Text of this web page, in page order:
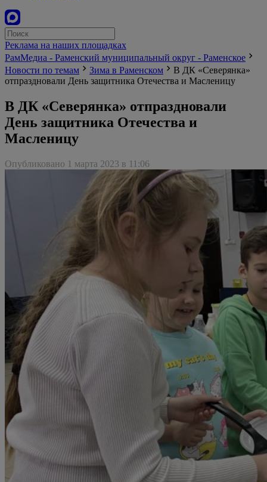
Реклама на наших площадках
РамМедиа - Раменский муниципальный округ - Раменское
Новости по темам
Зима в Раменском
В ДК «Северянка»
отпраздновали День защитника Отечества и Масленицу
В ДК «Северянка» отпраздновали
День защитника Отечества и
Масленицу
Опубликовано 1 марта 2023 в 11:06